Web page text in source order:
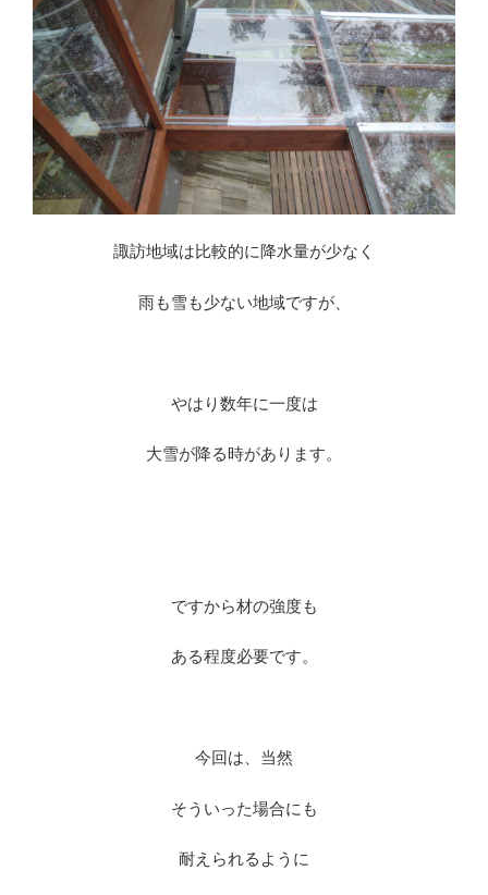
諏訪地域は比較的に降水量が少なく
雨も雪も少ない地域ですが、
やはり数年に一度は
大雪が降る時があります。
ですから材の強度も
ある程度必要です。
今回は、当然
そういった場合にも
耐えられるように